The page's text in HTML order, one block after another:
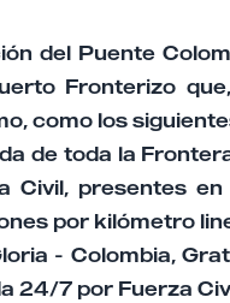
del Puente
Fronterizo
como los
de toda la
Civil, presentes
por kilómetro
- Colombia,
24/7 por Fuerza